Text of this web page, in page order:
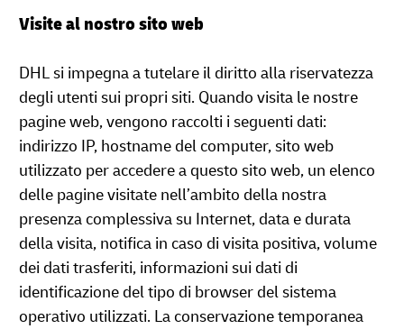
Visite al nostro sito web
DHL si impegna a tutelare il diritto alla riservatezza
degli utenti sui propri siti. Quando visita le nostre
pagine web, vengono raccolti i seguenti dati:
indirizzo IP, hostname del computer, sito web
utilizzato per accedere a questo sito web, un elenco
delle pagine visitate nell’ambito della nostra
presenza complessiva su Internet, data e durata
della visita, notifica in caso di visita positiva, volume
dei dati trasferiti, informazioni sui dati di
identificazione del tipo di browser del sistema
operativo utilizzati. La conservazione temporanea